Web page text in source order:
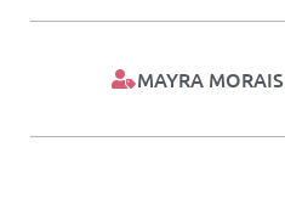
MAYRA MORAIS